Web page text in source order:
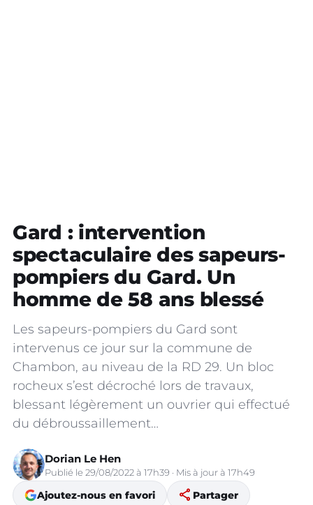
Gard : intervention
spectaculaire des sapeurs-
pompiers du Gard. Un
homme de 58 ans blessé
Les sapeurs-pompiers du Gard sont
intervenus ce jour sur la commune de
Chambon, au niveau de la RD 29. Un bloc
rocheux s’est décroché lors de travaux,
blessant légèrement un ouvrier qui effectué
du débroussaillement…
Dorian Le Hen
Publié le 29/08/2022 à 17h39 · Mis à jour à 17h49
Ajoutez-nous en favori share Partager